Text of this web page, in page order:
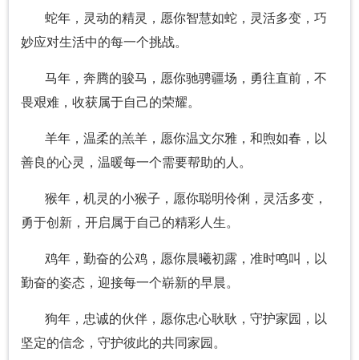
蛇年，灵动的精灵，愿你智慧如蛇，灵活多变，巧
妙应对生活中的每一个挑战。
马年，奔腾的骏马，愿你驰骋疆场，勇往直前，不
畏艰难，收获属于自己的荣耀。
羊年，温柔的羔羊，愿你温文尔雅，和煦如春，以
善良的心灵，温暖每一个需要帮助的人。
猴年，机灵的小猴子，愿你聪明伶俐，灵活多变，
勇于创新，开启属于自己的精彩人生。
鸡年，勤奋的公鸡，愿你晨曦初露，准时鸣叫，以
勤奋的姿态，迎接每一个崭新的早晨。
狗年，忠诚的伙伴，愿你忠心耿耿，守护家园，以
坚定的信念，守护彼此的共同家园。